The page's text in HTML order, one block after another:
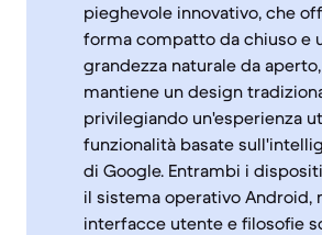
pieghevole innovativo, che
forma compatto da chiuso e
grandezza naturale da
mantiene un design
privilegiando un'esperienza
funzionalità basate
di Google. Entrambi i
il sistema operativo Android,
interfacce utente e filosofie